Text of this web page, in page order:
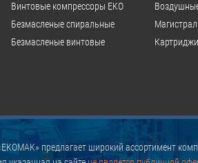
Винтовые компрессоры EKO
Безмасленые спиральные
Безмасленые винтовые
предлагает широкий ассортимент